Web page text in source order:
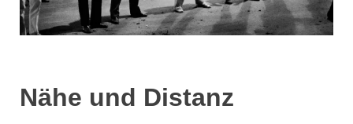
Nähe und Distanz